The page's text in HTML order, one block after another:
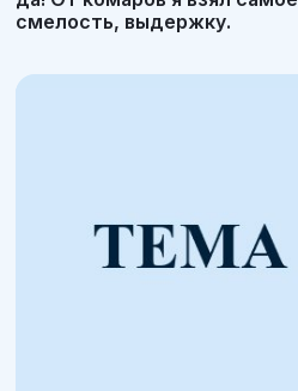
смелость, выдержку.